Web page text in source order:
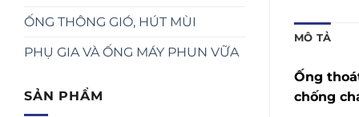
ỐNG THÔNG GIÓ, HÚT MÙI
PHỤ GIA VÀ ỐNG MÁY PHUN VỮA
SẢN PHẨM
MÔ TẢ
Ống
chống